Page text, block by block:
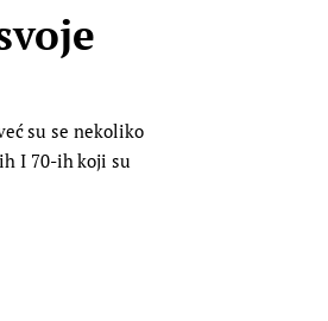
su se nekoliko
I 70-ih koji su